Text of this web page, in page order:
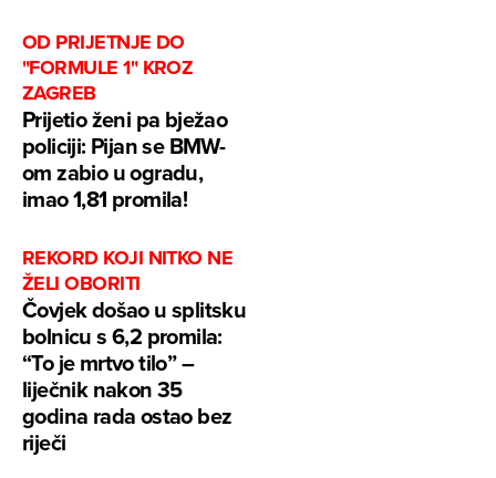
OD PRIJETNJE DO
"FORMULE 1" KROZ
ZAGREB
Prijetio ženi pa bježao
policiji: Pijan se BMW-
om zabio u ogradu,
imao 1,81 promila!
REKORD KOJI NITKO NE
ŽELI OBORITI
Čovjek došao u splitsku
bolnicu s 6,2 promila:
“To je mrtvo tilo” –
liječnik nakon 35
godina rada ostao bez
riječi